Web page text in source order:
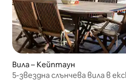
Вила – Кейптаун
5-звездна слънчева вила в